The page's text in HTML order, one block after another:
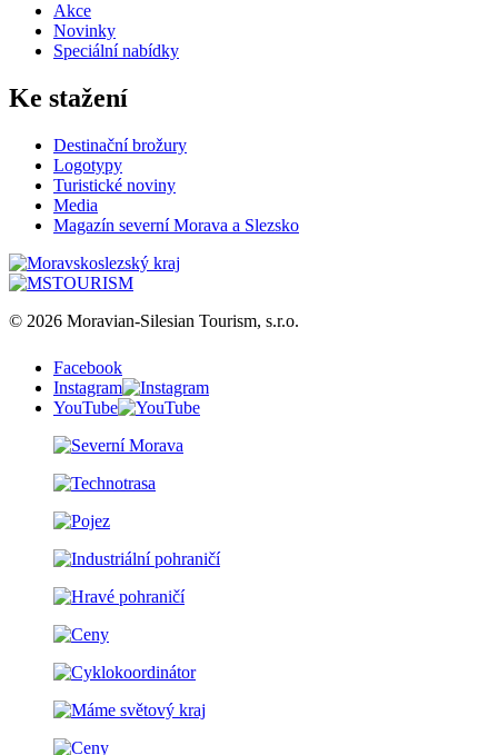
Akce
Novinky
Speciální nabídky
Ke stažení
Destinační brožury
Logotypy
Turistické noviny
Media
Magazín severní Morava a Slezsko
© 2026 Moravian-Silesian Tourism, s.r.o.
Facebook
Instagram
YouTube